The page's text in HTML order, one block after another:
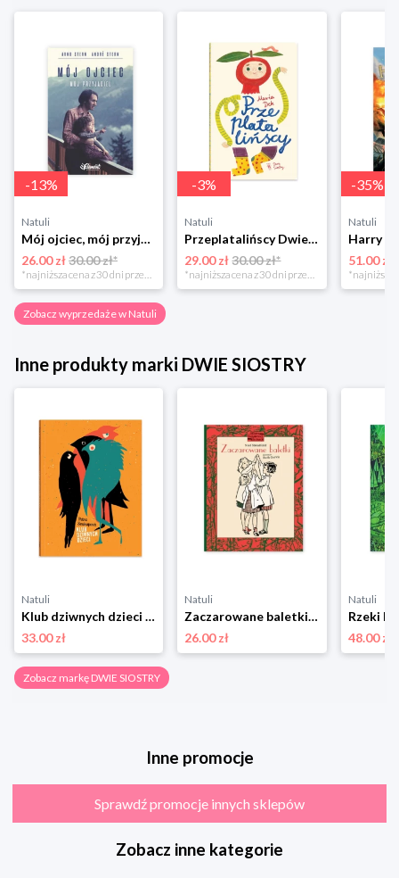
-13%
Natuli
Mój ojciec, mój przyjaciel Element
26.00 zł30.00 zł*
*najniższa cena z 30 dni przed obniżką
-3%
Natuli
Przeplatalińscy Dwie siostry
29.00 zł 30.00 zł*
*najniższa cena z 30 dni przed obniżką
-35%
Natuli
51.00 zł
Zobacz wyprzedaże w Natuli
Inne produkty marki DWIE SIOSTRY
Natuli
Klub dziwnych dzieci Dwie siostry
33.00 zł
Natuli
Zaczarowane baletki Dwie siostry
26.00 zł
Natuli
Rzeki
48.00 zł
Zobacz markę DWIE SIOSTRY
Inne promocje
Sprawdź promocje innych sklepów
Zobacz inne kategorie